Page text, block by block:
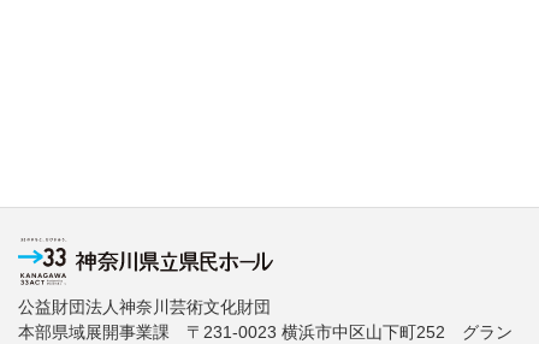
公益財団法人神奈川芸術文化財団
本部県域展開事業課 〒231-0023 横浜市中区山下町252 グラン